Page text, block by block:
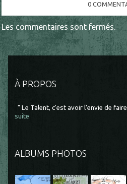
À PROPOS
" Le Talent, c'est avoir l'envie de
suite
ALBUMS PHOTOS
0
Les commentaires sont fermés.